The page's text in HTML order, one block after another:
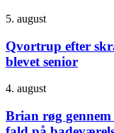
5. august
Qvortrup efter
blevet senior
4. august
Brian røg